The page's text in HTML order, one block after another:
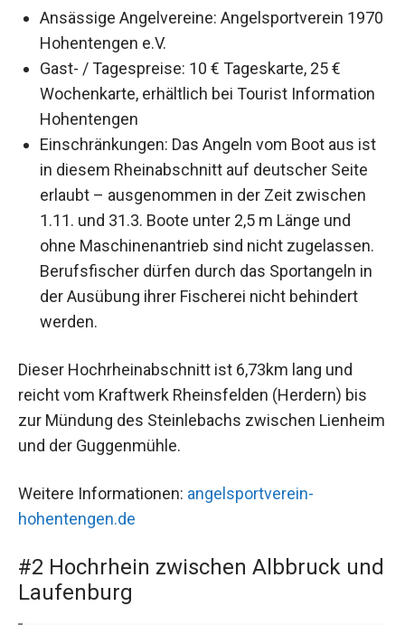
Ansässige Angelvereine: Angelsportverein 1970
Hohentengen e.V.
Gast- / Tagespreise: 10 € Tageskarte, 25 €
Wochenkarte, erhältlich bei Tourist Information
Hohentengen
Einschränkungen: Das Angeln vom Boot aus ist
in diesem Rheinabschnitt auf deutscher Seite
erlaubt – ausgenommen in der Zeit zwischen
1.11. und 31.3. Boote unter 2,5 m Länge und
ohne Maschinenantrieb sind nicht zugelassen.
Berufsfischer dürfen durch das Sportangeln in
der Ausübung ihrer Fischerei nicht behindert
werden.
Dieser Hochrheinabschnitt ist 6,73km lang und
reicht vom Kraftwerk Rheinsfelden (Herdern) bis
zur Mündung des Steinlebachs zwischen Lienheim
und der Guggenmühle.
Weitere Informationen: angelsportverein-
hohentengen.de
#2 Hochrhein zwischen Albbruck und
Laufenburg